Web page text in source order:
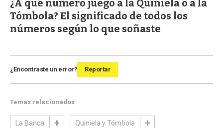
¿A qué número juego a la Quiniela o a la
Tómbola? El significado de todos los
números según lo que soñaste
¿Encontraste un error? Reportar
Temas relacionados
La Banca Quiniela y Tómbola